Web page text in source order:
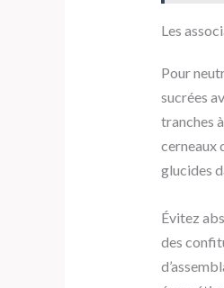
Les
Pour
sucrées
tranches
cerneaux
glucides
Évitez
des